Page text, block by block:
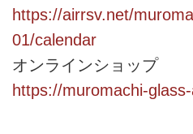
https://airrsv.net/
01/calendar
オンラインショップ
https://muromachi-